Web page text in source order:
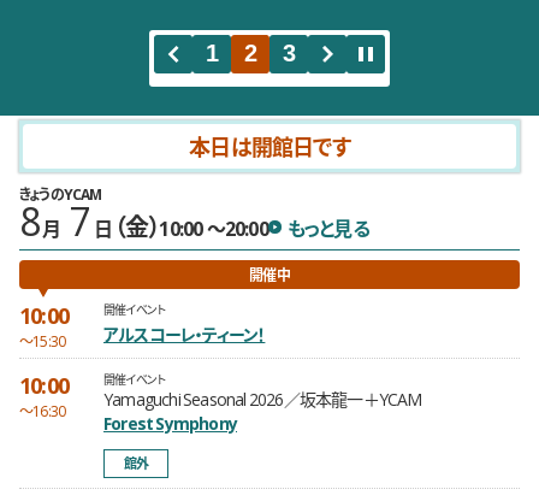
1 2 3
本日は開館日です
きょうのYCAM
8月 7日 （金）開館時間
10:00 20:00 きょうのYCAMをもっと見る
もっと見る
10:00
〜15:30
開催イベント
アルスコーレ・ティーン！
10:00
〜16:30
開催イベント
Yamaguchi Seasonal 2026／坂本龍一＋YCAM
Forest Symphony
館外